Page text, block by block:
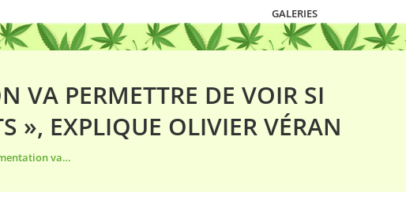
GALERIES
VA PERMETTRE DE VOIR SI
», EXPLIQUE OLIVIER VÉRAN
va…